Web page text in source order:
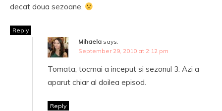
decat doua sezoane.
Reply
Mihaela says:
September 29, 2010 at 2:12 pm
Tomata, tocmai a inceput si sezonul 3. Azi a
aparut chiar al doilea episod.
Reply